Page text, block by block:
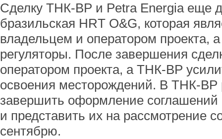
Сделку ТНК-ВР и Petra Energia еще
бразильская HRT O&G, которая
владельцем и оператором проекта,
регуляторы. После завершения
оператором проекта, а ТНК-ВР
освоения месторождений. В ТНК-ВР
завершить оформление соглашений
и представить их на рассмотрение
сентябрю.